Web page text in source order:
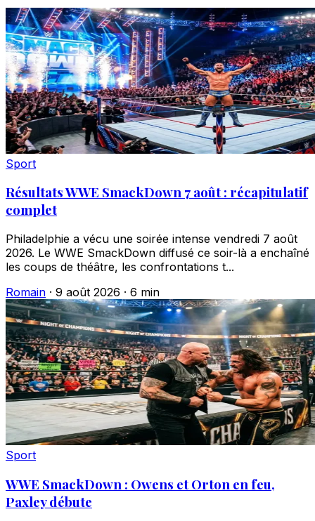
Sport
Résultats WWE SmackDown 7 août : récapitulatif
complet
Philadelphie a vécu une soirée intense vendredi 7 août
2026. Le WWE SmackDown diffusé ce soir-là a enchaîné
les coups de théâtre, les confrontations t...
Romain · 9 août 2026 · 6 min
Sport
WWE SmackDown : Owens et Orton en feu,
Paxley débute